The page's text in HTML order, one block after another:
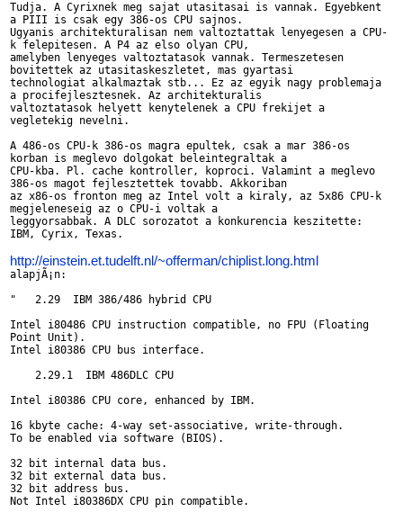
Tudja. A Cyrixnek meg sajat utasitasai is vannak. Egyebkent
a PIII is csak egy 386-os CPU sajnos.
Ugyanis architekturalisan nem valtoztattak lenyegesen a CPU-
k felepitesen. A P4 az elso olyan CPU,
amelyben lenyeges valtoztatasok vannak. Termeszetesen
bovitettek az utasitaskeszletet, mas gyartasi
technologiat alkalmaztak stb... Ez az egyik nagy problemaja
a procifejlesztesnek. Az architekturalis
valtoztatasok helyett kenytelenek a CPU frekijet a
vegletekig nevelni.
A 486-os CPU-k 386-os magra epultek, csak a mar 386-os
korban is meglevo dolgokat beleintegraltak a
CPU-kba. Pl. cache kontroller, koproci. Valamint a meglevo
386-os magot fejlesztettek tovabb. Akkoriban
az x86-os fronton meg az Intel volt a kiraly, az 5x86 CPU-k
megjeleneseig az o CPU-i voltak a
leggyorsabbak. A DLC sorozatot a konkurencia keszitette:
IBM, Cyrix, Texas.
http://einstein.et.tudelft.nl/~offerman/chiplist.long.html
alapjÃ¡n:
"   2.29  IBM 386/486 hybrid CPU
Intel i80486 CPU instruction compatible, no FPU (Floating
Point Unit).
Intel i80386 CPU bus interface.
    2.29.1  IBM 486DLC CPU
Intel i80386 CPU core, enhanced by IBM.
16 kbyte cache: 4-way set-associative, write-through.
To be enabled via software (BIOS).
32 bit internal data bus.
32 bit external data bus.
32 bit address bus.
Not Intel i80386DX CPU pin compatible.